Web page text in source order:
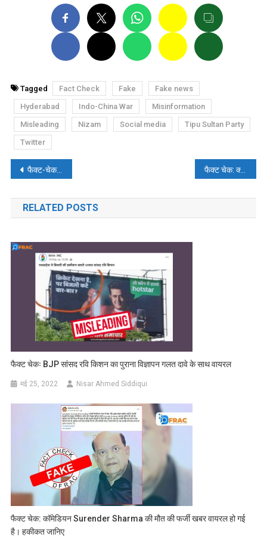
Tagged Fact Check Fake
Fake news
Hyderabad
Indo-China War
Misinformation
Misleading
Nizam Social media
Tipu Sultan Party
Twitter
पोस्ट
नेविगेशन
फैक्ट-चेक: UPTET पेपर रद्द होने के बाद छात्र सड़कों पर सो रहे थे? फैक्ट चेक: क्या आयरलैंड में है शिवलिंग?
RELATED POSTS
फैक्ट चेकः BJP सांसद रवि किशन का पुराना विज्ञापन गलत दावे के साथ वायरल
मई 25, 2022 Nisar Ahmed Siddiqui
फैक्ट चेक: कॉमेडियन Surender Sharma की मौत की फर्जी खबर वायरल हो गई
है। हकीकत जानिए